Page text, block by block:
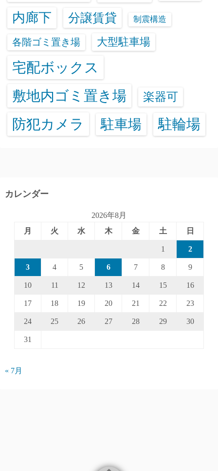
内廊下 分譲賃貸 制震構造
各階ゴミ置き場 大型駐車場
宅配ボックス
敷地内ゴミ置き場
楽器可
防犯カメラ 駐車場 駐輪場
カレンダー
2026年8月
月
火 水 木 金 土 日
1 2
3 4 5 6 7 8 9
10 11 12 13 14 15 16
17 18 19 20 21 22 23
24 25 26 27 28 29 30
31
« 7月